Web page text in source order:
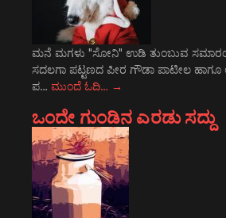
ಮನೆ ಮಗಳು "ಸೋನಿ" ಉಡಿ ತುಂಬುವ
ಸದಲಗಾ ಪಟ್ಟಣದ ಪೀರ ಗೌಡಾ ಪಾಟೀಲ
ಪ… ಮುಂದೆ ಓದಿ… →
ಒಂದೇ ಗುಂಡಿನ ಎರಡು ಸದ್ದು